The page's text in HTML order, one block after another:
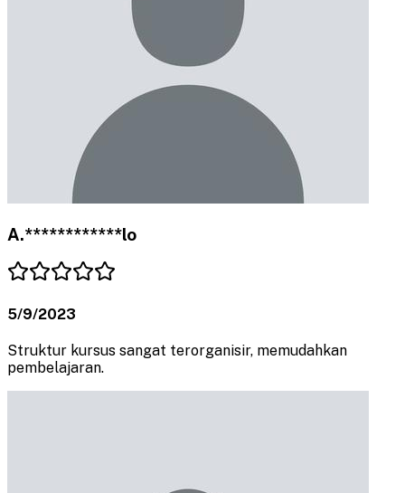
A.************lo
5/9/2023
Struktur kursus sangat terorganisir, memudahkan
pembelajaran.